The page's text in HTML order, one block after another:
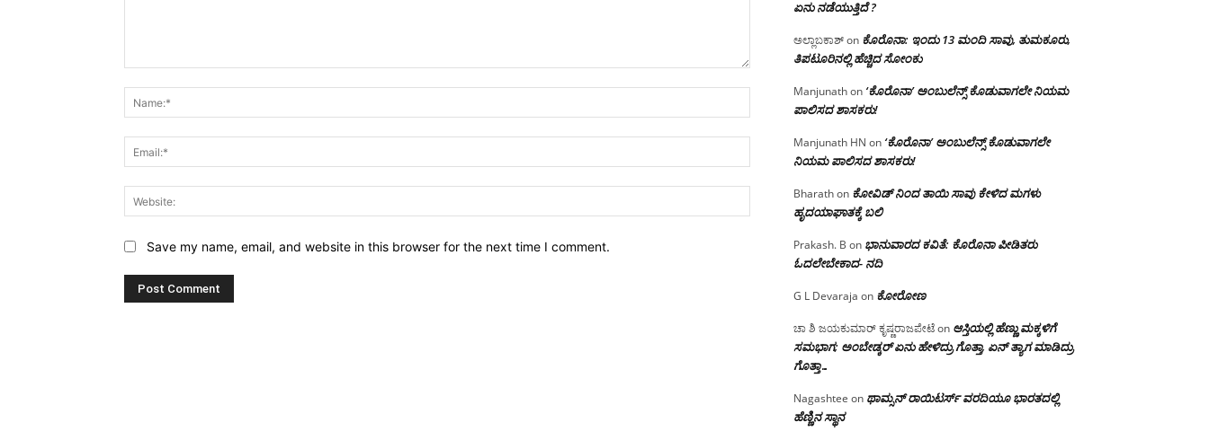
Website:
Save my name, email, and website in this browser for the next time I comment.
ಏನು ನಡೆಯುತ್ತಿದೆ ?
ಅಲ್ಲಾಬಕಾಶ್on ಕೊರೊನಾ: ಇಂದು 13 ಮಂದಿ ಸಾವು, ತುಮಕೂರು,
ತಿಪಟೂರಿನಲ್ಲಿ ಹೆಚ್ಚಿದ ಸೋಂಕು
Manjunathon ‘ಕೊರೊನಾ’ ಅಂಬುಲೆನ್ಸ್ ಕೊಡುವಾಗಲೇ ನಿಯಮ
ಪಾಲಿಸದ ಶಾಸಕರು!
Manjunath HN on ‘ಕೊರೊನಾ’ ಅಂಬುಲೆನ್ಸ್ ಕೊಡುವಾಗಲೇ
ನಿಯಮ ಪಾಲಿಸದ ಶಾಸಕರು!
Bharathon ಕೋವಿಡ್ ನಿಂದ ತಾಯಿ ಸಾವು ಕೇಳಿದ ಮಗಳು
ಹೃದಯಾಘಾತಕ್ಕೆ ಬಲಿ
Prakash. B on ಭಾನುವಾರದ ಕವಿತೆ: ಕೊರೊನಾ ಪೀಡಿತರು
ಓದಲೇಬೇಕಾದ- ನದಿ
G L Devaraja on ಕೋರೋಣ
ಚಾ ಶಿ ಜಯಕುಮಾರ್ ಕೃಷ್ಣರಾಜಪೇಟೆon ಆಸ್ತಿಯಲ್ಲಿ ಹೆಣ್ಣು ಮಕ್ಕಳಿಗೆ
ಸಮಭಾಗ; ಅಂಬೇಡ್ಕರ್ ಏನು ಹೇಳಿದ್ರು ಗೊತ್ತಾ, ಏನ್ ತ್ಯಾಗ ಮಾಡಿದ್ರು
ಗೊತ್ತಾ…
Nagashtee on ಥಾಮ್ಸನ್ ರಾಯಿಟರ್ಸ್ ವರದಿಯೂ ಭಾರತದಲ್ಲಿ
ಹೆಣ್ಣಿನ ಸ್ಥಾನ‌